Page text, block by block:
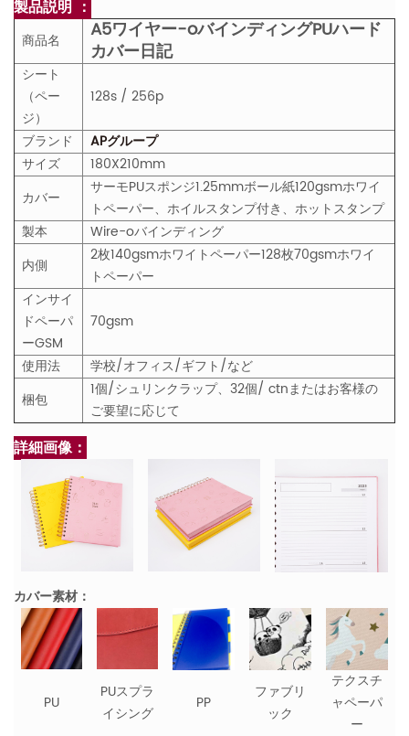
製品説明 ：
商品名
A5ワイヤー-oバインディングPUハード
カバー日記
シート
（ペー
ジ）
128s / 256p
ブランド
APグループ
サイズ
180X210mm
カバー
サーモPUスポンジ1.25mmボール紙120gsmホワイ
トペーパー、ホイルスタンプ付き、ホットスタンプ
製本
Wire-oバインディング
内側
2枚140gsmホワイトペーパー128枚70gsmホワイ
トペーパー
インサイ
ドペーパ
ーGSM
70gsm
使用法
学校/オフィス/ギフト/など
梱包
1個/シュリンクラップ、32個/ ctnまたはお客様の
ご要望に応じて
詳細画像：
カバー素材：
PU
PUスプラ
イシング
PP
ファブリ
ック
テクスチ
ャペーパ
ー